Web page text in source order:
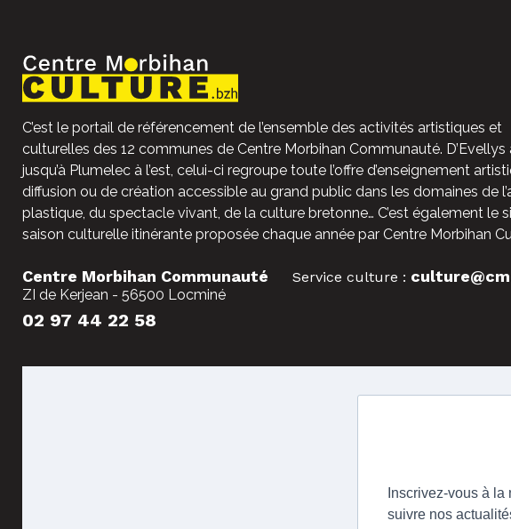
C’est le portail de référencement de l’ensemble des activités artistiques et
culturelles des 12 communes de Centre Morbihan Communauté. D’Evellys
jusqu’à Plumelec à l’est, celui-ci regroupe toute l’offre d’enseignement
diffusion ou de création accessible au grand public dans les domaines de
plastique, du spectacle vivant, de la culture bretonne… C’est également le
saison culturelle itinérante proposée chaque année par Centre Morbihan
Centre Morbihan Communauté
ZI de Kerjean - 56500 Locminé
02 97 44 22 58
Service culture :
Inscrivez-vous à
suivre nos